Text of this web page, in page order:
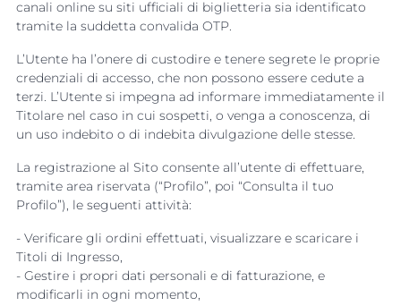
canali online su siti ufficiali di biglietteria sia identificato
tramite la suddetta convalida OTP.
L’Utente ha l’onere di custodire e tenere segrete le proprie
credenziali di accesso, che non possono essere cedute a
terzi. L’Utente si impegna ad informare immediatamente il
Titolare nel caso in cui sospetti, o venga a conoscenza, di
un uso indebito o di indebita divulgazione delle stesse.
La registrazione al Sito consente all’utente di effettuare,
tramite area riservata (“Profilo”, poi “Consulta il tuo
Profilo”), le seguenti attività:
- Verificare gli ordini effettuati, visualizzare e scaricare i
Titoli di Ingresso,
- Gestire i propri dati personali e di fatturazione, e
modificarli in ogni momento,